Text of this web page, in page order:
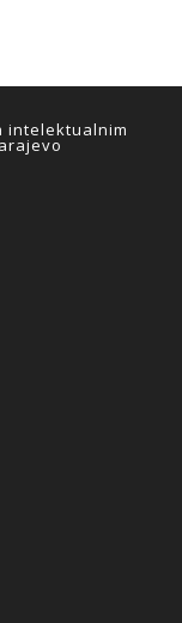
intelektualnim